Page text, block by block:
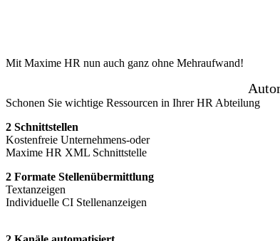
Mit Maxime HR nun auch ganz ohne Mehraufwand!
Schonen Sie wichtige Ressourcen in Ihrer HR Abteilung
2 Schnittstellen
Kostenfreie Unternehmens-oder
Maxime HR XML Schnittstelle
2 Formate Stellenübermittlung
Textanzeigen
Individuelle CI Stellenanzeigen